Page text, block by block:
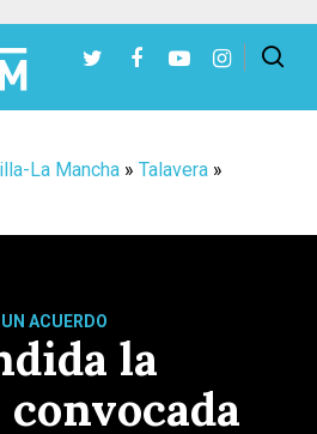
La Mancha » Talavera »
ACUERDO
la